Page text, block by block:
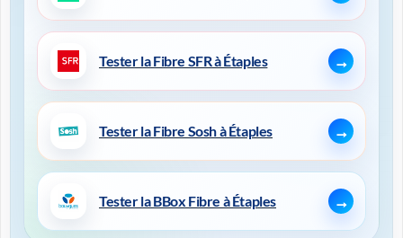
Tester la Fibre SFR à Étaples
Tester la Fibre Sosh à Étaples
Tester la BBox Fibre à Étaples